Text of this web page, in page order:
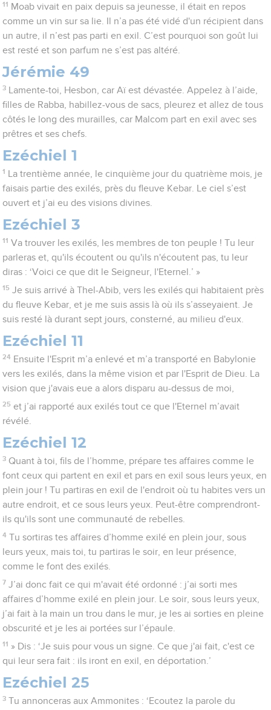
11 Moab vivait en paix depuis sa jeunesse, il était en repos
comme un vin sur sa lie. Il n’a pas été vidé d'un récipient dans
un autre, il n’est pas parti en exil. C’est pourquoi son goût lui
est resté et son parfum ne s’est pas altéré.
Jérémie 49
3
Lamente-toi, Hesbon, car Aï est dévastée. Appelez à l’aide,
filles de Rabba, habillez-vous de sacs, pleurez et allez de tous
côtés le long des murailles, car Malcom part en exil avec ses
prêtres et ses chefs.
Ezéchiel 1
1
La trentième année, le cinquième jour du quatrième mois, je
faisais partie des exilés, près du fleuve Kebar. Le ciel s’est
ouvert et j’ai eu des visions divines.
Ezéchiel 3
11 Va trouver les exilés, les membres de ton peuple ! Tu leur
parleras et, qu'ils écoutent ou qu'ils n'écoutent pas, tu leur
diras : ‘Voici ce que dit le Seigneur, l'Eternel.’ »
15 Je suis arrivé à Thel-Abib, vers les exilés qui habitaient près
du fleuve Kebar, et je me suis assis là où ils s’asseyaient. Je
suis resté là durant sept jours, consterné, au milieu d'eux.
Ezéchiel 11
24 Ensuite l'Esprit m’a enlevé et m’a transporté en Babylonie
vers les exilés, dans la même vision et par l'Esprit de Dieu. La
vision que j'avais eue a alors disparu au-dessus de moi,
25 et j’ai rapporté aux exilés tout ce que l'Eternel m’avait
révélé.
Ezéchiel 12
3 Quant à toi, fils de l’homme, prépare tes affaires comme le
font ceux qui partent en exil et pars en exil sous leurs yeux, en
plein jour ! Tu partiras en exil de l'endroit où tu habites vers un
autre endroit, et ce sous leurs yeux. Peut-être comprendront-
ils qu'ils sont une communauté de rebelles.
4 Tu sortiras tes affaires d’homme exilé en plein jour, sous
leurs yeux, mais toi, tu partiras le soir, en leur présence,
comme le font des exilés.
7 J’ai donc fait ce qui m'avait été ordonné : j’ai sorti mes
affaires d’homme exilé en plein jour. Le soir, sous leurs yeux,
j’ai fait à la main un trou dans le mur, je les ai sorties en pleine
obscurité et je les ai portées sur l’épaule.
11 » Dis : ‘Je suis pour vous un signe. Ce que j'ai fait, c'est ce
qui leur sera fait : ils iront en exil, en déportation.’
Ezéchiel 25
3 Tu annonceras aux Ammonites : ‘Ecoutez la parole du